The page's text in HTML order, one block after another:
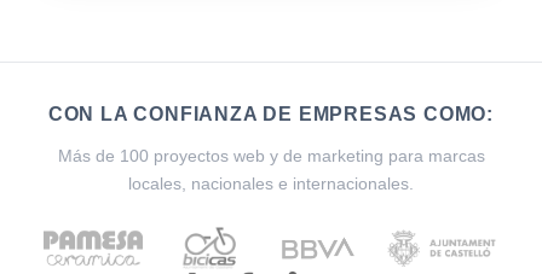
CON LA CONFIANZA DE EMPRESAS COMO:
Más de 100 proyectos web y de marketing para marcas
locales, nacionales e internacionales.